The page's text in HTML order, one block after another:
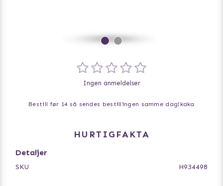
Ingen anmeldelser
Bestill før 14 så sendes bestillingen samme dag! kaka
HURTIGFAKTA
Detaljer
SKU H934498